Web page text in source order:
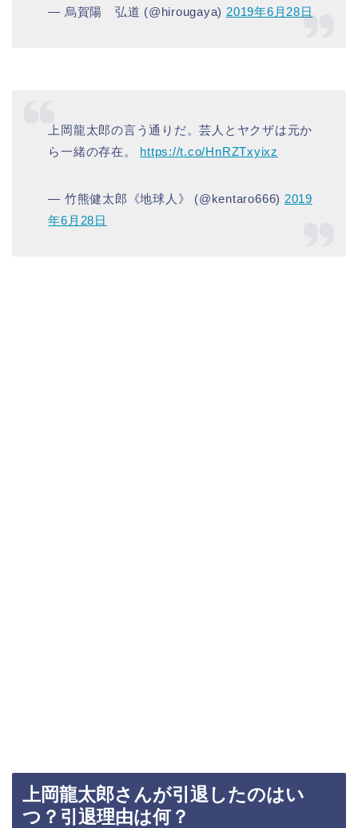
— 烏賀陽 弘道 (@hirougaya) 2019年6月28日
上岡龍太郎の言う通りだ。芸人とヤクザは元か
ら一緒の存在。 https://t.co/HnRZTxyixz
— 竹熊健太郎《地球人》 (@kentaro666) 2019
年6月28日
上岡龍太郎さんが引退したのはい
つ？引退理由は何？